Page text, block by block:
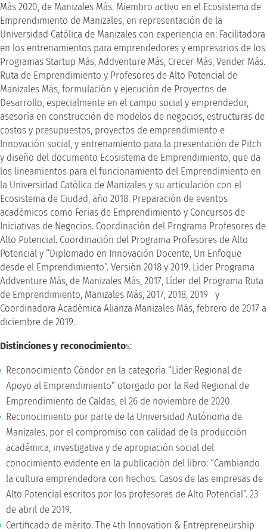
Más 2020, de Manizales Más. Miembro activo en el Ecosistema de
Emprendimiento de Manizales, en representación de la
Universidad Católica de Manizales con experiencia en: Facilitadora
en los entrenamientos para emprendedores y empresarios de los
Programas Startup Más, Addventure Más, Crecer Más, Vender Más.
Ruta de Emprendimiento y Profesores de Alto Potencial de
Manizales Más, formulación y ejecución de Proyectos de
Desarrollo, especialmente en el campo social y emprendedor,
asesoría en construcción de modelos de negocios, estructuras de
costos y presupuestos, proyectos de emprendimiento e
Innovación social, y entrenamiento para la presentación de Pitch
y diseño del documento Ecosistema de Emprendimiento, que da
los lineamientos para el funcionamiento del Emprendimiento en
la Universidad Católica de Manizales y su articulación con el
Ecosistema de Ciudad, año 2018. Preparación de eventos
académicos como Ferias de Emprendimiento y Concursos de
Iniciativas de Negocios. Coordinación del Programa Profesores de
Alto Potencial. Coordinación del Programa Profesores de Alto
Potencial y “Diplomado en Innovación Docente, Un Enfoque
desde el Emprendimiento”. Versión 2018 y 2019. Líder Programa
Addventure Más, de Manizales Más, 2017, Líder del Programa Ruta
de Emprendimiento, Manizales Más, 2017, 2018, 2019 y
Coordinadora Académica Alianza Manizales Más, febrero de 2017 a
diciembre de 2019.
Distinciones y reconocimientos:
Reconocimiento Cóndor en la categoría “Líder Regional de
Apoyo al Emprendimiento” otorgado por la Red Regional de
Emprendimiento de Caldas, el 26 de noviembre de 2020.
Reconocimiento por parte de la Universidad Autónoma de
Manizales, por el compromiso con calidad de la producción
académica, investigativa y de apropiación social del
conocimiento evidente en la publicación del libro: “Cambiando
la cultura emprendedora con hechos. Casos de las empresas de
Alto Potencial escritos por los profesores de Alto Potencial”. 23
de abril de 2019.
Certificado de mérito. The 4th Innovation & Entrepreneurship